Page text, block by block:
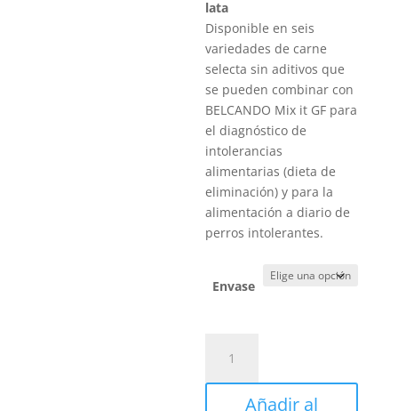
desde
3,25 €
hasta
18,50 €
lata
Disponible en seis
variedades de carne
selecta sin aditivos que
se pueden combinar con
BELCANDO Mix it GF para
el diagnóstico de
intolerancias
alimentarias (dieta de
eliminación) y para la
alimentación a diario de
perros intolerantes.
Envase
Cordero
Monoproteica
Añadir al